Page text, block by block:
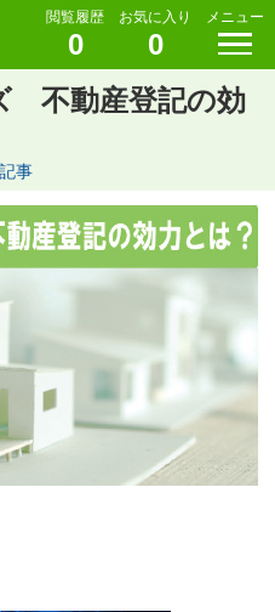
閲覧履歴
0
お気に入り
0
メニュー
不動産登記の効
事